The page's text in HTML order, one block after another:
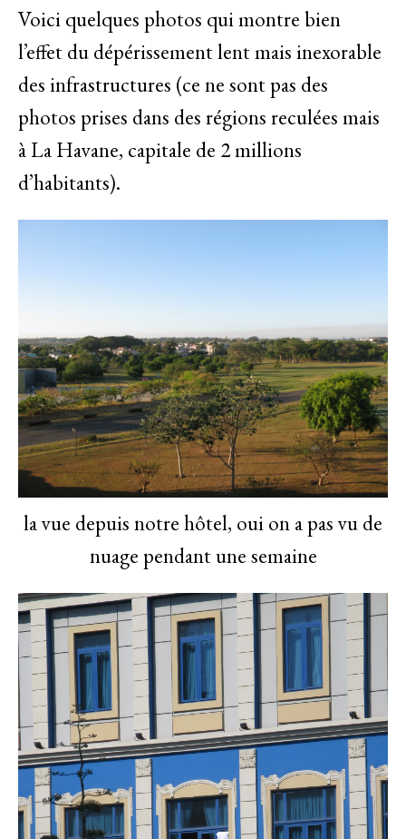
Voici quelques photos qui montre bien
l’effet du dépérissement lent mais inexorable
des infrastructures (ce ne sont pas des
photos prises dans des régions reculées mais
à La Havane, capitale de 2 millions
d’habitants).
la vue depuis notre hôtel, oui on a pas vu de
nuage pendant une semaine